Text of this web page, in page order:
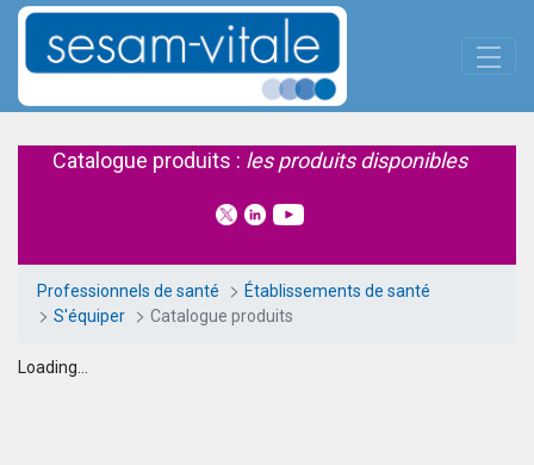
Saut au contenu principal
Catalogue produits
Catalogue produits : les produits disponibles
Professionnels de santé
Établissements de santé
S'équiper
Catalogue produits
Loading...
Panneau de gestion des cookies